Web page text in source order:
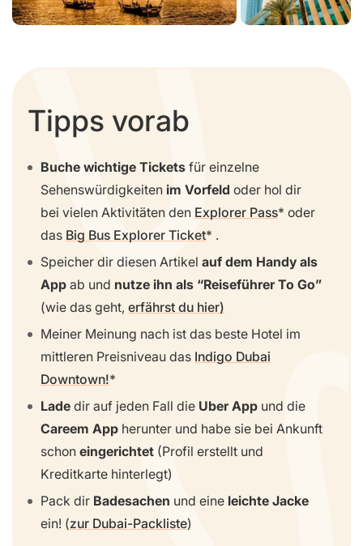
Tipps vorab
Buche wichtige Tickets für einzelne
Sehenswürdigkeiten im Vorfeld oder hol dir
bei vielen Aktivitäten den Explorer Pass oder
das Big Bus Explorer Ticket
.
Speicher dir diesen Artikel auf dem Handy als
App ab und nutze ihn als “Reiseführer To Go”
(wie das geht, erfährst du hier)
Meiner Meinung nach ist das beste Hotel im
mittleren Preisniveau das Indigo Dubai
Downtown!
Lade dir auf jeden Fall die Uber App und die
Careem App herunter und habe sie bei Ankunft
schon eingerichtet (Profil erstellt und
Kreditkarte hinterlegt)
Pack dir Badesachen und eine leichte Jacke
ein! (zur Dubai-Packliste)